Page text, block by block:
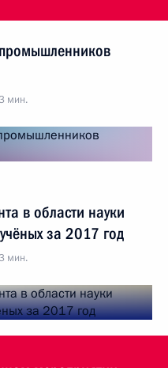
мин.
в области науки
за 2017 год
мин.